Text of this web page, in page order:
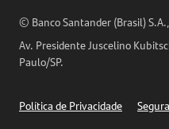
Horários de Atendimento
Telefones
© Banco Santander (Brasil)
Av. Presidente Juscelino
Paulo/SP.
Política de Privacidade